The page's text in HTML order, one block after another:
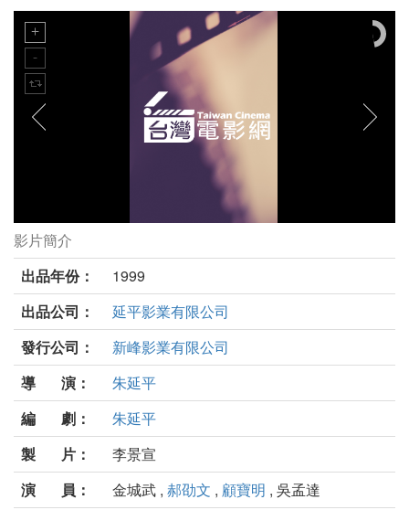
臭屁王劇照
影片簡介
出品年份：
1999
出品公司：
延平影業有限公司
發行公司：
新峰影業有限公司
導 演：
朱延平
編 劇：
朱延平
製 片：
李景宣
演 員：
金城武 , 郝劭文 , 顧寶明 , 吳孟達